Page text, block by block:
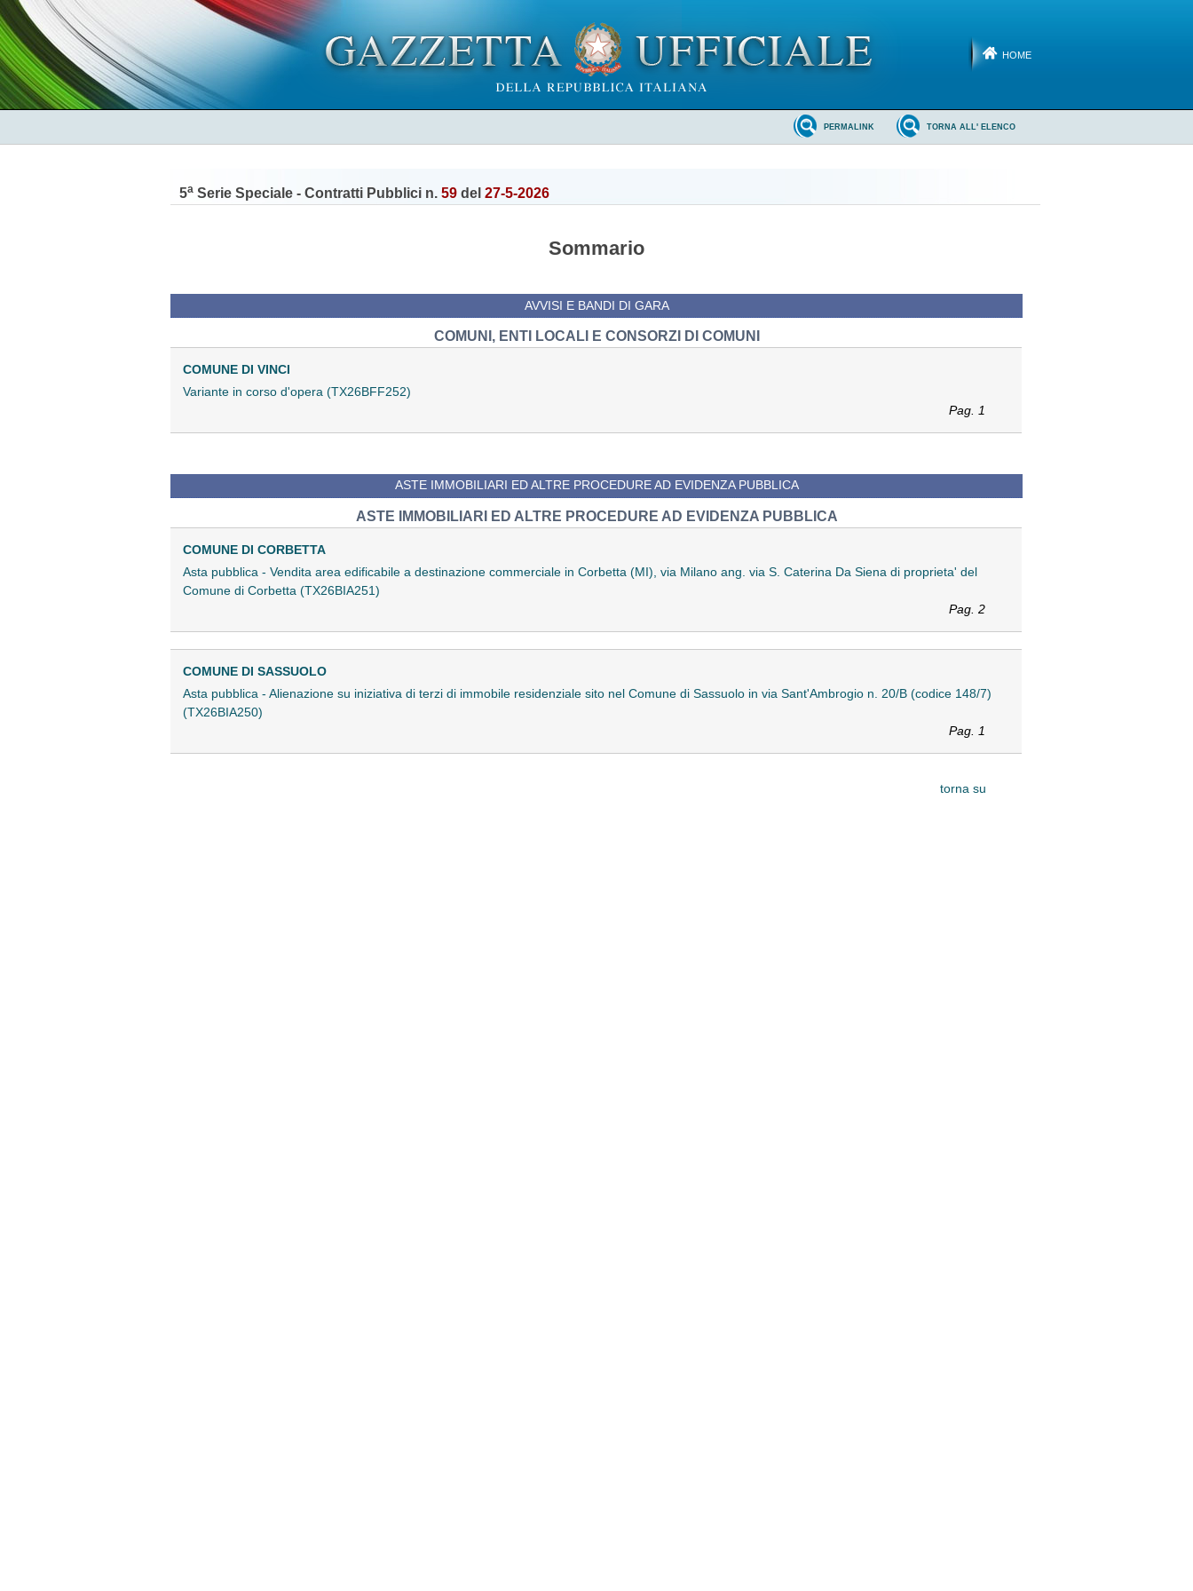
HOME
TORNA ALL' ELENCO
PERMALINK
5a Serie Speciale - Contratti Pubblici n. 59 del 27-5-2026
Sommario
AVVISI E BANDI DI GARA
COMUNI, ENTI LOCALI E CONSORZI DI COMUNI
COMUNE DI VINCI
Variante in corso d'opera (TX26BFF252)
Pag. 1
ASTE IMMOBILIARI ED ALTRE PROCEDURE AD EVIDENZA PUBBLICA
ASTE IMMOBILIARI ED ALTRE PROCEDURE AD EVIDENZA PUBBLICA
COMUNE DI CORBETTA
Asta pubblica - Vendita area edificabile a destinazione commerciale in Corbetta (MI), via Milano ang. via S. Caterina Da Siena di proprieta' del
Comune di Corbetta (TX26BIA251)
Pag. 2
COMUNE DI SASSUOLO
Asta pubblica - Alienazione su iniziativa di terzi di immobile residenziale sito nel Comune di Sassuolo in via Sant'Ambrogio n. 20/B (codice 148/7)
(TX26BIA250)
Pag. 1
torna su